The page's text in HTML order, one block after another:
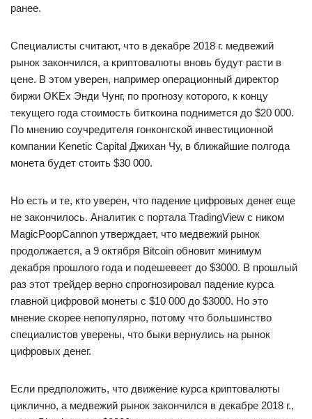
ранее.
Специалисты считают, что в декабре 2018 г. медвежий
рынок закончился, а криптовалюты вновь будут расти в
цене. В этом уверен, например операционный директор
биржи OKEx Энди Чунг, по прогнозу которого, к концу
текущего года стоимость биткоина поднимется до $20 000.
По мнению соучредителя гонконгской инвестиционной
компании Kenetic Capital Джихан Чу, в ближайшие полгода
монета будет стоить $30 000.
Но есть и те, кто уверен, что падение цифровых денег еще
не закончилось. Аналитик с портала TradingView с ником
MagicPoopCannon утверждает, что медвежий рынок
продолжается, а 9 октября Bitcoin обновит минимум
декабря прошлого года и подешевеет до $3000. В прошлый
раз этот трейдер верно спрогнозировал падение курса
главной цифровой монеты с $10 000 до $3000. Но это
мнение скорее непопулярно, потому что большинство
специалистов уверены, что быки вернулись на рынок
цифровых денег.
Если предположить, что движение курса криптовалюты
циклично, а медвежий рынок закончился в декабре 2018 г.,